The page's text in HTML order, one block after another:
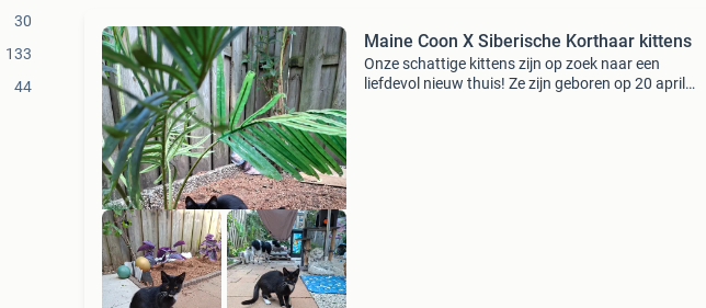
30
133
44
Maine Coon X Siberische Korthaar kittens
Onze schattige kittens zijn op zoek naar een
liefdevol nieuw thuis! Ze zijn geboren op 20 april